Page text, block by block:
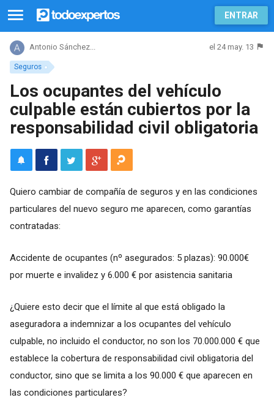
ENTRAR
Seguros
Antonio Sánchez... el 24 may. 13
Los ocupantes del vehículo
culpable están cubiertos por la
responsabilidad civil obligatoria
Quiero cambiar de compañía de seguros y en las condiciones
particulares del nuevo seguro me aparecen, como garantías
contratadas:
Accidente de ocupantes (nº asegurados: 5 plazas): 90.000€
por muerte e invalidez y 6.000 € por asistencia sanitaria
¿Quiere esto decir que el límite al que está obligado la
aseguradora a indemnizar a los ocupantes del vehículo
culpable, no incluido el conductor, no son los 70.000.000 € que
establece la cobertura de responsabilidad civil obligatoria del
conductor, sino que se limita a los 90.000 € que aparecen en
las condiciones particulares?